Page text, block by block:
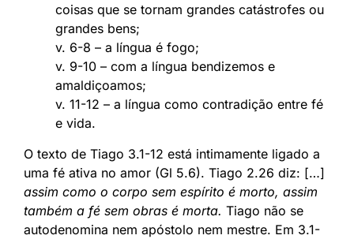
coisas que se tornam grandes catástrofes ou
grandes bens;
v. 6-8 – a língua é fogo;
v. 9-10 – com a língua bendizemos e
amaldiçoamos;
v. 11-12 – a língua como contradição entre fé
e vida.
O texto de Tiago 3.1-12 está intimamente ligado a
uma fé ativa no amor (Gl 5.6). Tiago 2.26 diz: […]
assim como o corpo sem espírito é morto, assim
também a fé sem obras é morta. Tiago não se
autodenomina nem apóstolo nem mestre. Em 3.1-